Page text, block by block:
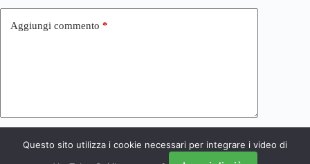
Aggiungi commento *
Invia commento
Questo sito utilizza i cookie necessari per integrare i video di